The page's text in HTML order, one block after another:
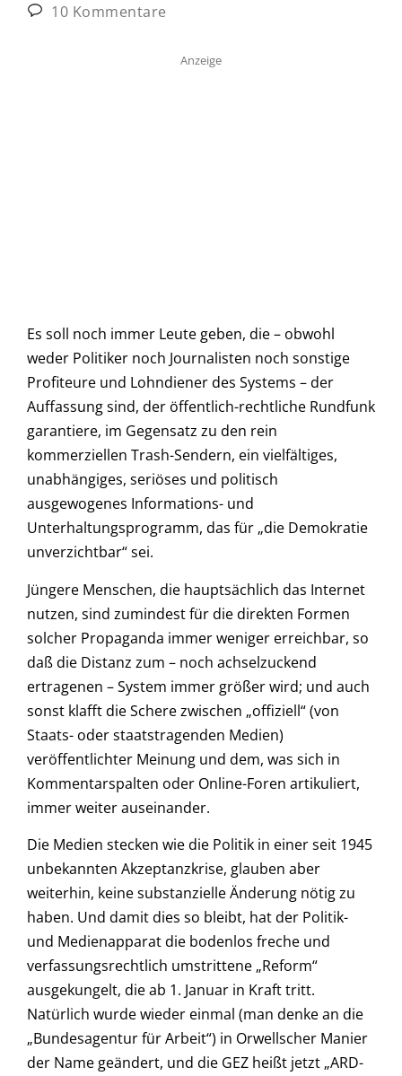
10 Kommentare
Anzeige
Es soll noch immer Leute geben, die – obwohl
weder Politiker noch Journalisten noch sonstige
Profiteure und Lohndiener des Systems – der
Auffassung sind, der öffentlich-rechtliche Rundfunk
garantiere, im Gegensatz zu den rein
kommerziellen Trash-Sendern, ein vielfältiges,
unabhängiges, seriöses und politisch
ausgewogenes Informations- und
Unterhaltungsprogramm, das für „die Demokratie
unverzichtbar“ sei.
Jüngere Menschen, die hauptsächlich das Internet
nutzen, sind zumindest für die direkten Formen
solcher Propaganda immer weniger erreichbar, so
daß die Distanz zum – noch achselzuckend
ertragenen – System immer größer wird; und auch
sonst klafft die Schere zwischen „offiziell“ (von
Staats- oder staatstragenden Medien)
veröffentlichter Meinung und dem, was sich in
Kommentarspalten oder Online-Foren artikuliert,
immer weiter auseinander.
Die Medien stecken wie die Politik in einer seit 1945
unbekannten Akzeptanzkrise, glauben aber
weiterhin, keine substanzielle Änderung nötig zu
haben. Und damit dies so bleibt, hat der Politik-
und Medienapparat die bodenlos freche und
verfassungsrechtlich umstrittene „Reform“
ausgekungelt, die ab 1. Januar in Kraft tritt.
Natürlich wurde wieder einmal (man denke an die
„Bundesagentur für Arbeit“) in Orwellscher Manier
der Name geändert, und die GEZ heißt jetzt „ARD-